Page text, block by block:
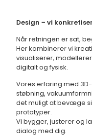
Design – vi
Når retningen er sat,
Her kombinerer vi
visualiserer,
digitalt og fysisk.
Vores erfaring med
støbning,
det muligt at bevæge
prototyper.
Vi bygger, justerer og
dialog med dig.